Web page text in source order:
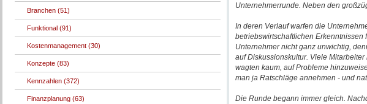
Unternehmerrunde. Neben den
In deren Verlauf warfen die
betriebswirtschaftlichen Erkenntnissen
Unternehmer nicht ganz unwichtig,
auf Diskussionskultur. Viele
wagten kaum, auf Probleme
man ja Ratschläge annehmen - und
Die Runde begann immer gleich.
Branchen (51)
Funktional (91)
Kostenmanagement (30)
Konzepte (83)
Kennzahlen (372)
Finanzplanung (63)